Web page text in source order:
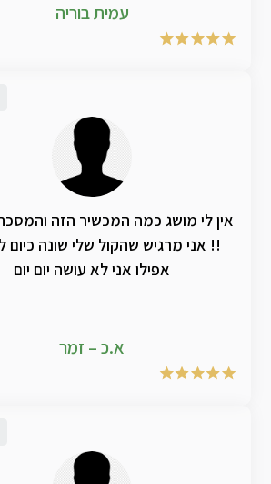
עמית בוריה
אין לי מושג כמה המכשיר הזה
!! אני מרגיש שהקול שלי שונה כיום
אפילו אני לא עושה יום יום
א.כ – זמר